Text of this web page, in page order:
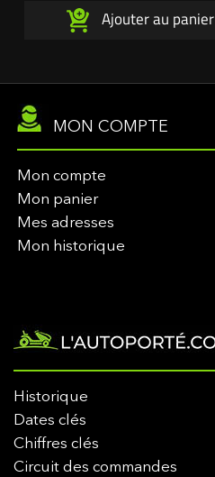
Ajouter au panier
MON COMPTE
Mon compte
Mon panier
Mes adresses
Mon historique
Historique
Dates clés
Chiffres clés
Circuit des commandes